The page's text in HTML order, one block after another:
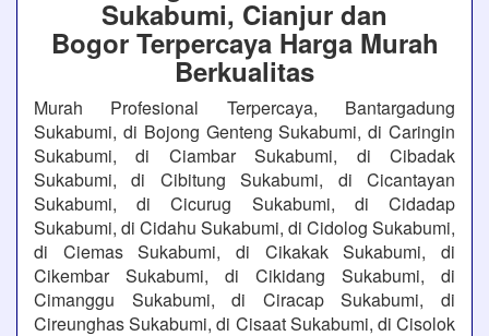
Sukabumi, Cianjur dan
Bogor Terpercaya Harga Murah
Berkualitas
Murah Profesional Terpercaya, Bantargadung
Sukabumi, di Bojong Genteng Sukabumi, di Caringin
Sukabumi, di Ciambar Sukabumi, di Cibadak
Sukabumi, di Cibitung Sukabumi, di Cicantayan
Sukabumi, di Cicurug Sukabumi, di Cidadap
Sukabumi, di Cidahu Sukabumi, di Cidolog Sukabumi,
di Ciemas Sukabumi, di Cikakak Sukabumi, di
Cikembar Sukabumi, di Cikidang Sukabumi, di
Cimanggu Sukabumi, di Ciracap Sukabumi, di
Cireunghas Sukabumi, di Cisaat Sukabumi, di Cisolok